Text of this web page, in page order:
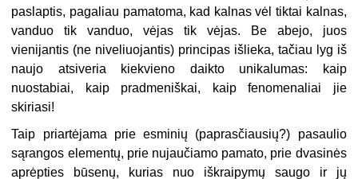
paslaptis, pagaliau pamatoma, kad kalnas vėl tiktai kalnas,
vanduo tik vanduo, vėjas tik vėjas. Be abejo, juos
vienijantis (ne niveliuojantis) principas išlieka, tačiau lyg iš
naujo atsiveria kiekvieno daikto unikalumas: kaip
nuostabiai, kaip pradmeniškai, kaip fenomenaliai jie
skiriasi!
Taip priartėjama prie esminių (paprasčiausių?) pasaulio
sąrangos elementų, prie nujaučiamo pamato, prie dvasinės
aprėpties būsenų, kurias nuo iškraipymų saugo ir jų